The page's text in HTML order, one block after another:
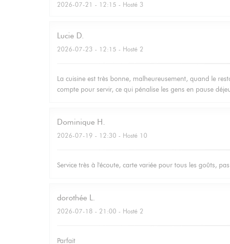
2026-07-21 - 12:15 - Hosté 3
Lucie D
2026-07-23 - 12:15 - Hosté 2
La cuisine est très bonne, malheureusement, quand le
compte pour servir, ce qui pénalise les gens en pause
Dominique H
2026-07-19 - 12:30 - Hosté 10
Service très à l'écoute, carte variée pour tous les goûts,
dorothée L
2026-07-18 - 21:00 - Hosté 2
Parfait